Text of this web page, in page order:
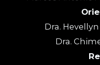
Dra.
Dra.